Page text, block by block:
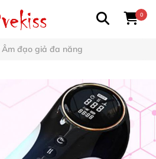
0
Âm đạo giả đa năng